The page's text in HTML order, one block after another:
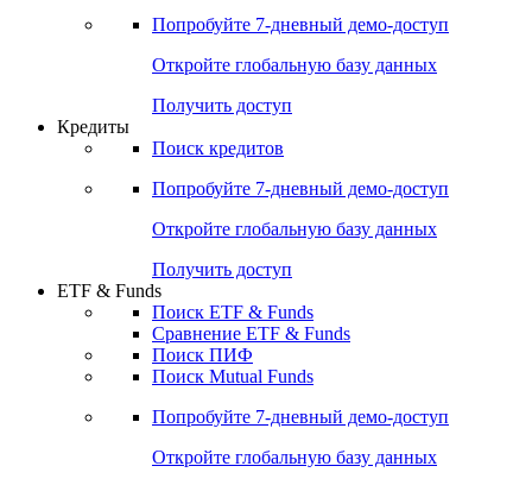
Попробуйте 7-дневный демо-доступ
Откройте глобальную базу данных
Получить доступ
Кредиты
Поиск кредитов
Попробуйте 7-дневный демо-доступ
Откройте глобальную базу данных
Получить доступ
ETF & Funds
Поиск ETF & Funds
Сравнение ETF & Funds
Поиск ПИФ
Поиск Mutual Funds
Попробуйте 7-дневный демо-доступ
Откройте глобальную базу данных